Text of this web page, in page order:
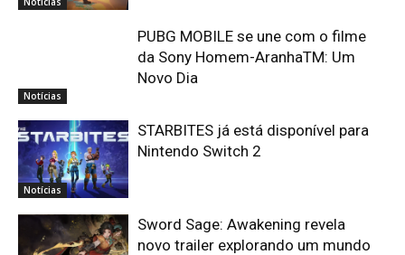
Notícias
PUBG MOBILE se une com o filme
da Sony Homem-AranhaTM: Um
Novo Dia
Notícias
STARBITES já está disponível para
Nintendo Switch 2
Sword Sage: Awakening revela
novo trailer explorando um mundo